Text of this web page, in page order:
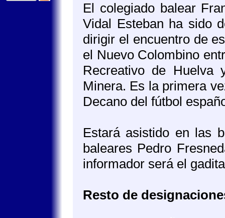
El colegiado balear
Vidal Esteban ha sido
dirigir el encuentro de
el Nuevo Colombino
Recreativo de Huelva
Minera. Es la primera
Decano del fútbol
Estará asistido en las
baleares Pedro
informador será el
Resto de